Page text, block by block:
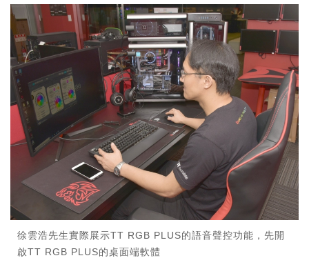
徐雲浩先生實際展示TT RGB PLUS的語音聲控功能，先開
啟TT RGB PLUS的桌面端軟體